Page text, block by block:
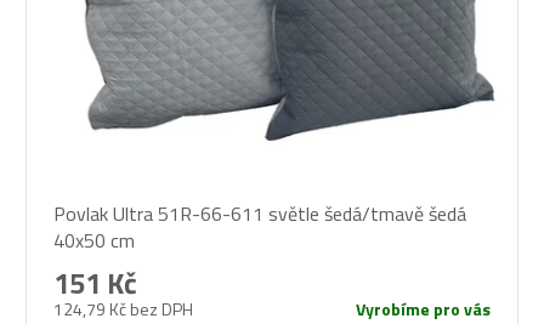
Povlak Ultra 51R-66-611 světle šedá/tmavě šedá
40x50 cm
124,79 Kč bez DPH
151 Kč
Vyrobíme pro vás